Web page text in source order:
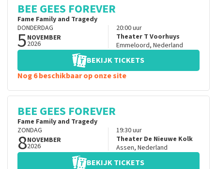
BEE GEES FOREVER
Fame Family and Tragedy
DONDERDAG
5NOVEMBER
2026
20:00uur
Theater T Voorhuys
Emmeloord, Nederland
BEKIJK TICKETS
Nog 6 beschikbaar op onze site
BEE GEES FOREVER
Fame Family and Tragedy
ZONDAG
8NOVEMBER
2026
19:30uur
Theater De Nieuwe Kolk
Assen, Nederland
BEKIJK TICKETS